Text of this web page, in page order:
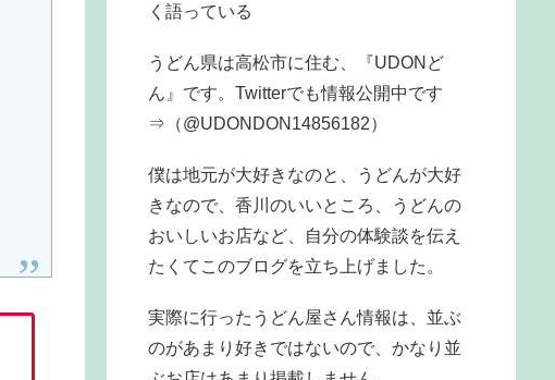
く語っている
うどん県は高松市に住む、『UDONど
ん』です。Twitterでも情報公開中です
⇒（@UDONDON14856182）
僕は地元が大好きなのと、うどんが大好
きなので、香川のいいところ、うどんの
おいしいお店など、自分の体験談を伝え
たくてこのブログを立ち上げました。
実際に行ったうどん屋さん情報は、並ぶ
のがあまり好きではないので、かなり並